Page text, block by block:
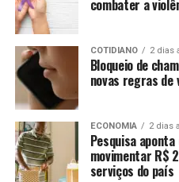
combater a
COTIDIANO 2 dias
Bloqueio de
novas regras
ECONOMIA 2 dias
Pesquisa aponta
movimentar R$
serviços do país